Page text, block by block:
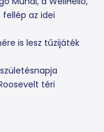
fellép az idei
is lesz tűzijáték
téri